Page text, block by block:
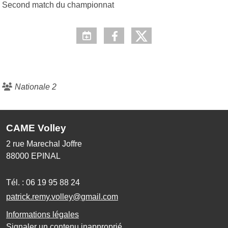
Second match du championnat
Nationale 2
CAME Volley
2 rue Marechal Joffre
88000 EPINAL
Tél. : 06 19 95 88 24
patrick.remy.volley@gmail.com
Informations légales